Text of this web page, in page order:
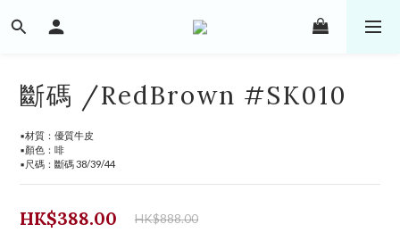
斷碼 /RedBrown #SK010
▪️材質：優質牛皮
▪️顏色：啡
▪️尺碼：斷碼 38/39/44
HK$388.00 HK$888.00